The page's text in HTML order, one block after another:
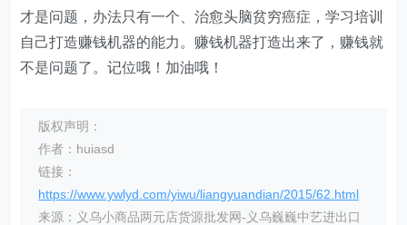
才是问题，办法只有一个、治愈头脑贫穷癌症，学习培训
自己打造赚钱机器的能力。赚钱机器打造出来了，赚钱就
不是问题了。记位哦！加油哦！
版权声明：
作者：huiasd
链接：
https://www.ywlyd.com/yiwu/liangyuandian/2015/62.html
来源：义乌小商品两元店货源批发网-义乌巍巍中艺进出口